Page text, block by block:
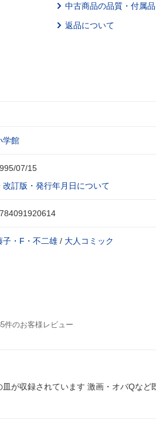
中古商品の品質・付属
返品について
学館
07/15
改訂版・発行年月日について
子・F・不二雄 / 大人コミック
件のお客様レビュー
が収録されています 激画・オバQな